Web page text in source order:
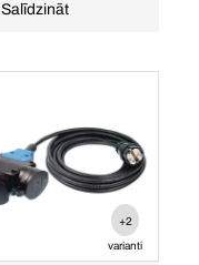
Salīdzināt
+2
varianti